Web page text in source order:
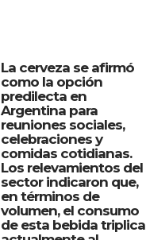
La cerveza se afirmó
como la opción
predilecta en
Argentina para
reuniones sociales,
celebraciones y
comidas cotidianas.
Los relevamientos del
sector indicaron que,
en términos de
volumen, el consumo
de esta bebida triplica